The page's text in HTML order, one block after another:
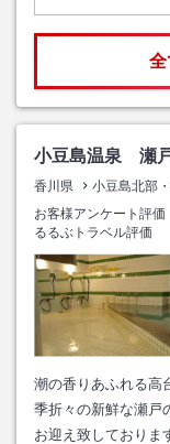
小豆島温泉 瀬
香川県 小豆島北部
お客様アンケート評価
るるぶトラベル評価
潮の香りあふれる高
季折々の新鮮な瀬戸
お迎え致しておりま